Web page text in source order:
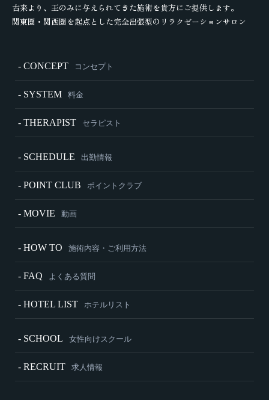
古来より、王のみに与えられてきた施術を貴方にご提供します。
関東圏・関西圏を起点とした完全出張型のリラクゼーションサロン
- CONCEPT コンセプト
- SYSTEM 料金
- THERAPIST セラピスト
- SCHEDULE 出勤情報
- POINT CLUB ポイントクラブ
- MOVIE 動画
- HOW TO 施術内容・ご利用方法
- FAQ よくある質問
- HOTEL LIST ホテルリスト
- SCHOOL 女性向けスクール
- RECRUIT 求人情報